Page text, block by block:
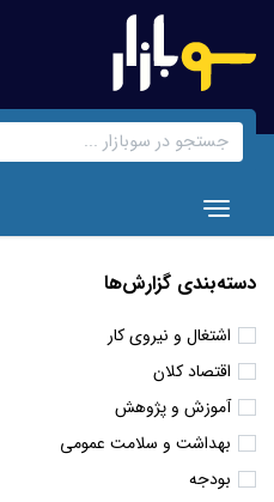
اصلی
Toggle navigation
دسته‌بندی گزارش‌ها
اشتغال و نیروی کار
اقتصاد کلان
آموزش و پژوهش
بهداشت و سلامت عمومی
بودجه